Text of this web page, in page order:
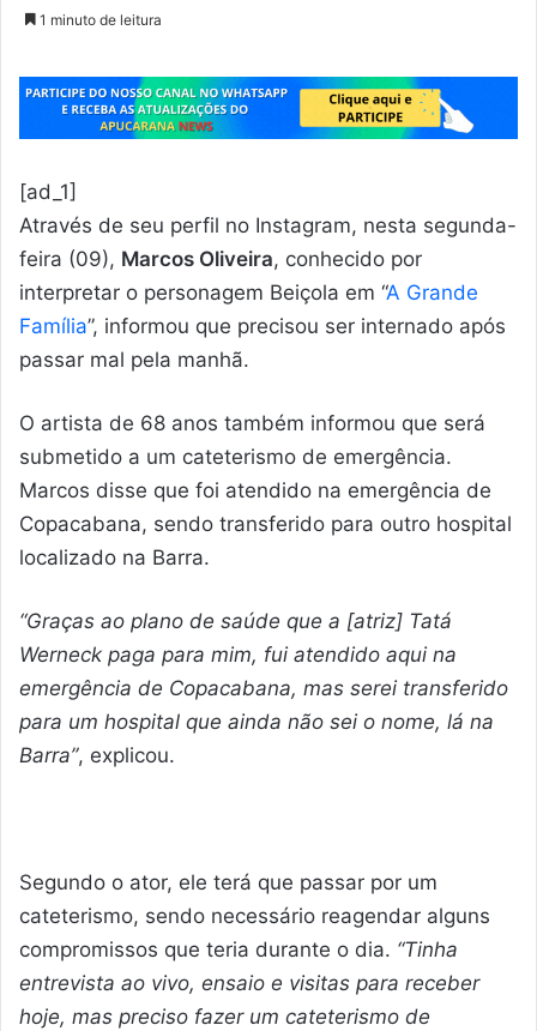
1 minuto de leitura
[ad_1]
Através de seu perfil no Instagram, nesta segunda-
feira (09), Marcos Oliveira, conhecido por
interpretar o personagem Beiçola em “A Grande
Família”, informou que precisou ser internado após
passar mal pela manhã.
O artista de 68 anos também informou que será
submetido a um cateterismo de emergência.
Marcos disse que foi atendido na emergência de
Copacabana, sendo transferido para outro hospital
localizado na Barra.
“Graças ao plano de saúde que a [atriz] Tatá
Werneck paga para mim, fui atendido aqui na
emergência de Copacabana, mas serei transferido
para um hospital que ainda não sei o nome, lá na
Barra”, explicou.
Segundo o ator, ele terá que passar por um
cateterismo, sendo necessário reagendar alguns
compromissos que teria durante o dia. “Tinha
entrevista ao vivo, ensaio e visitas para receber
hoje, mas preciso fazer um cateterismo de